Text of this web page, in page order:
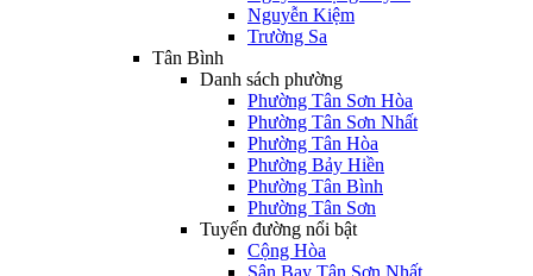
Nguyễn Kiệm
Trường Sa
Tân Bình
Danh sách phường
Phường Tân Sơn Hòa
Phường Tân Sơn Nhất
Phường Tân Hòa
Phường Bảy Hiền
Phường Tân Bình
Phường Tân Sơn
Tuyến đường nổi bật
Cộng Hòa
Sân Bay Tân Sơn Nhất